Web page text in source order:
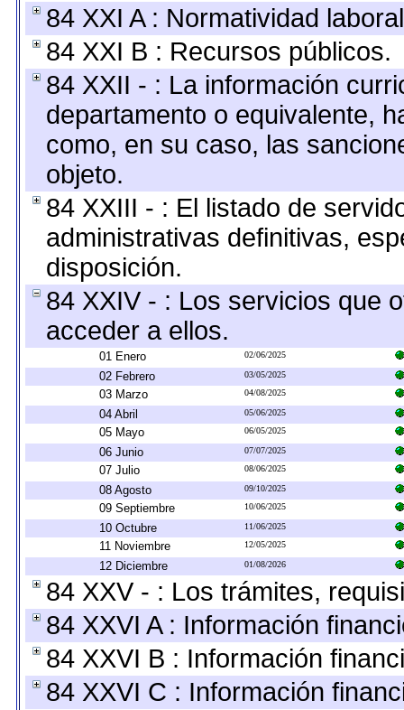
84 XXI A : Normatividad
84 XXI B : Recursos públicos.
84 XXII - : La información
departamento o equivalente,
como, en su caso, las
objeto.
84 XXIII - : El listado de
administrativas definitivas,
disposición.
84 XXIV - : Los servicios que
acceder a ellos.
01 Enero 02/06/2025
02 Febrero 03/05/2025
03 Marzo 04/08/2025
04 Abril 05/06/2025
05 Mayo 06/05/2025
06 Junio 07/07/2025
07 Julio 08/06/2025
08 Agosto 09/10/2025
09 Septiembre 10/06/2025
10 Octubre 11/06/2025
11 Noviembre 12/05/2025
12 Diciembre 01/08/2026
84 XXV - : Los trámites,
84 XXVI A : Información
84 XXVI B : Información
84 XXVI C : Información